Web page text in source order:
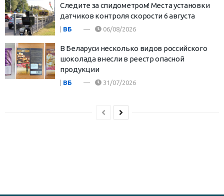
Следите за спидометром! Места установки
датчиков контроля скорости 6 августа
| ВБ 06/08/2026
В Беларуси несколько видов российского
шоколада внесли в реестр опасной
продукции
ВБ 31/07/2026